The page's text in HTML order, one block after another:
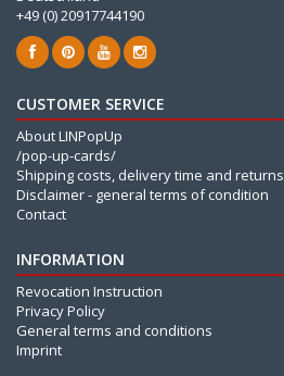
+49 (0) 20917744190
CUSTOMER SERVICE
About LINPopUp
/pop-up-cards/
Shipping costs, delivery time and returns
Disclaimer - general terms of condition
Contact
INFORMATION
Revocation Instruction
Privacy Policy
General terms and conditions
Imprint